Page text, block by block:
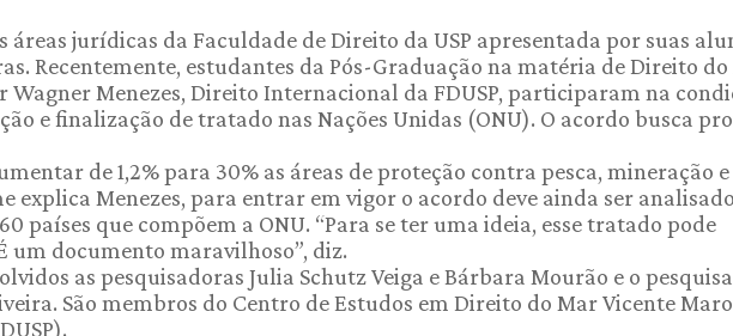
áreas jurídicas da Faculdade de Direito da USP apresentada por suas
Recentemente, estudantes da Pós-Graduação na matéria de Direito do
Wagner Menezes, Direito Internacional da FDUSP, participaram na
e finalização de tratado nas Nações Unidas (ONU). O acordo busca
de 1,2% para 30% as áreas de proteção contra pesca, mineração e
explica Menezes, para entrar em vigor o acordo deve ainda ser
países que compõem a ONU. “Para se ter uma ideia, esse tratado pode
um documento maravilhoso”, diz.
as pesquisadoras Julia Schutz Veiga e Bárbara Mourão e o
São membros do Centro de Estudos em Direito do Mar Vicente